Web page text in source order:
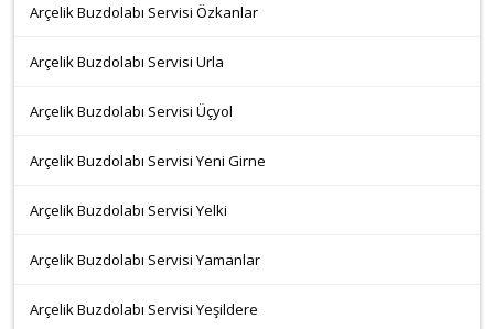
Arçelik Buzdolabı Servisi Özkanlar
Arçelik Buzdolabı Servisi Urla
Arçelik Buzdolabı Servisi Üçyol
Arçelik Buzdolabı Servisi Yeni Girne
Arçelik Buzdolabı Servisi Yelki
Arçelik Buzdolabı Servisi Yamanlar
Arçelik Buzdolabı Servisi Yeşildere